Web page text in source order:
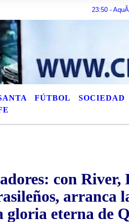
de 2026 y son las 23:50 - AquÃ­ puede
FÚTBOL SOCIEDAD
con River,
arranca
gloria eterna de